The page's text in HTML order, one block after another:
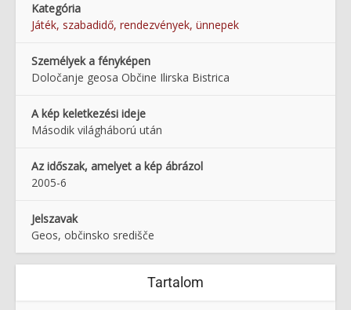
Kategória
Játék, szabadidő, rendezvények, ünnepek
Személyek a fényképen
Določanje geosa Občine Ilirska Bistrica
A kép keletkezési ideje
Második világháború után
Az időszak, amelyet a kép ábrázol
2005-6
Jelszavak
Geos, občinsko središče
Tartalom